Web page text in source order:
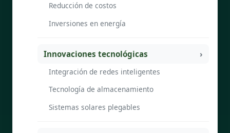
Reducción de costos
Inversiones en energía
Innovaciones tecnológicas
Integración de redes inteligentes
Tecnología de almacenamiento
Sistemas solares plegables